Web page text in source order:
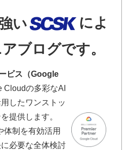
い
によ
ブログです。
ビス（Google
Cloudの多彩なAI
したワンストッ
提供します。
体制を有効活用
必要な全体検討